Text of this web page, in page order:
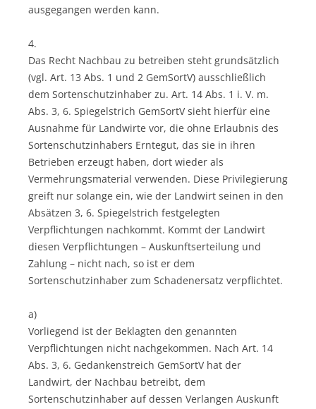
ausgegangen werden kann.
4.
Das Recht Nachbau zu betreiben steht grundsätzlich
(vgl. Art. 13 Abs. 1 und 2 GemSortV) ausschließlich
dem Sortenschutzinhaber zu. Art. 14 Abs. 1 i. V. m.
Abs. 3, 6. Spiegelstrich GemSortV sieht hierfür eine
Ausnahme für Landwirte vor, die ohne Erlaubnis des
Sortenschutzinhabers Erntegut, das sie in ihren
Betrieben erzeugt haben, dort wieder als
Vermehrungsmaterial verwenden. Diese Privilegierung
greift nur solange ein, wie der Landwirt seinen in den
Absätzen 3, 6. Spiegelstrich festgelegten
Verpflichtungen nachkommt. Kommt der Landwirt
diesen Verpflichtungen – Auskunftserteilung und
Zahlung – nicht nach, so ist er dem
Sortenschutzinhaber zum Schadenersatz verpflichtet.
a)
Vorliegend ist der Beklagten den genannten
Verpflichtungen nicht nachgekommen. Nach Art. 14
Abs. 3, 6. Gedankenstreich GemSortV hat der
Landwirt, der Nachbau betreibt, dem
Sortenschutzinhaber auf dessen Verlangen Auskunft